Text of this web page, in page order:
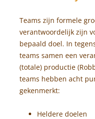
Teams zijn formele
verantwoordelijk zijn
bepaald doel. In
teams samen een
(totale) productie
teams hebben acht
gekenmerkt:
Heldere doelen